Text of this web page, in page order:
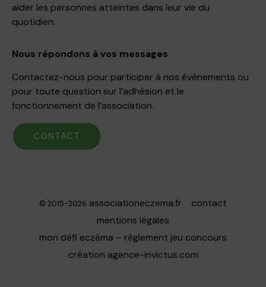
aider les personnes atteintes dans leur vie du
quotidien.
Nous répondons à vos messages
Contactez-nous pour participer à nos événements ou
pour toute question sur l’adhésion et le
fonctionnement de l’association.
CONTACT
© 2015-2026 associationeczema.fr
contact
mentions légales
mon défi eczéma – règlement jeu concours
création agence-invictus.com